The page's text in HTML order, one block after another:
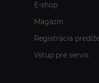
E-shop
Magazín
Registrácia
Vstup pre servis